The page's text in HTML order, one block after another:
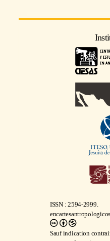
ISSN : 2594-2999.
Sauf indication